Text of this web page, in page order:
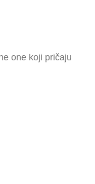
one koji pričaju